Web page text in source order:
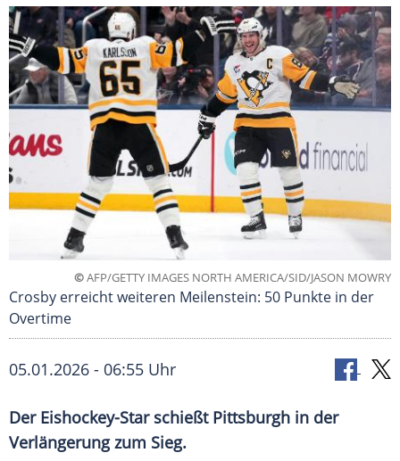
©AFP/GETTY IMAGES NORTH AMERICA/SID/JASON MOWRY
Crosby erreicht weiteren Meilenstein: 50 Punkte in der
Overtime
05.01.2026 - 06:55 Uhr
Der Eishockey-Star schießt Pittsburgh in der
Verlängerung zum Sieg.